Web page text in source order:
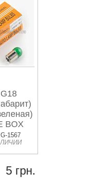
BOX
1567
5 грн.